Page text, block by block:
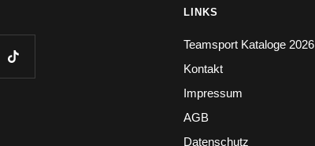
LINKS
Teamsport Kataloge 2026
Kontakt
Impressum
AGB
Datenschutz